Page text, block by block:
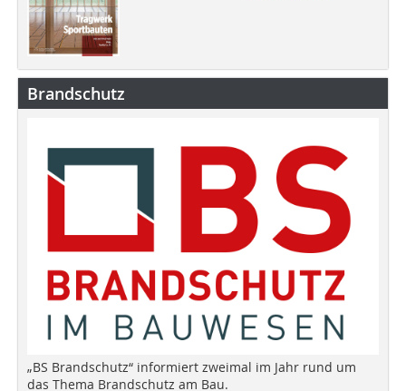
Brandschutz
„BS Brandschutz“ informiert zweimal im Jahr rund um
das Thema Brandschutz am Bau.